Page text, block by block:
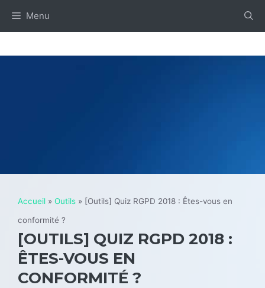
Aller Menu
Accueil » Outils » [Outils] Quiz RGPD 2018 : Êtes-vous en
conformité ?
[OUTILS] QUIZ RGPD 2018 :
ÊTES-VOUS EN
CONFORMITÉ ?